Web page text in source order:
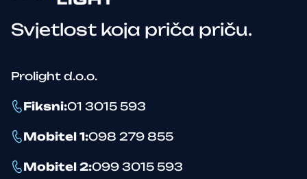
Svjetlost koja priča priču.
Prolight d.o.o.
Fiksni:01 3015 593
Mobitel 1:098 279 855
Mobitel 2:099 3015 593